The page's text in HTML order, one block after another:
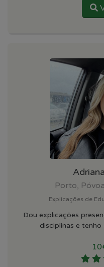
Adriana
Porto,
Explicações de
Dou explicações
disciplinas e tenho